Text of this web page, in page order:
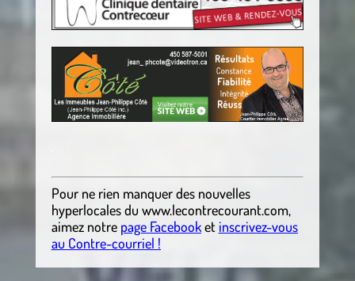
Pour ne rien manquer des nouvelles
hyperlocalesdu www.lecontrecourant.com,
aimez notre page Facebooket inscrivez-vous
au Contre-courriel !